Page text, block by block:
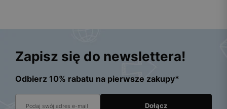
Zapisz się do newslettera!
Odbierz 10% rabatu na pierwsze zakupy*